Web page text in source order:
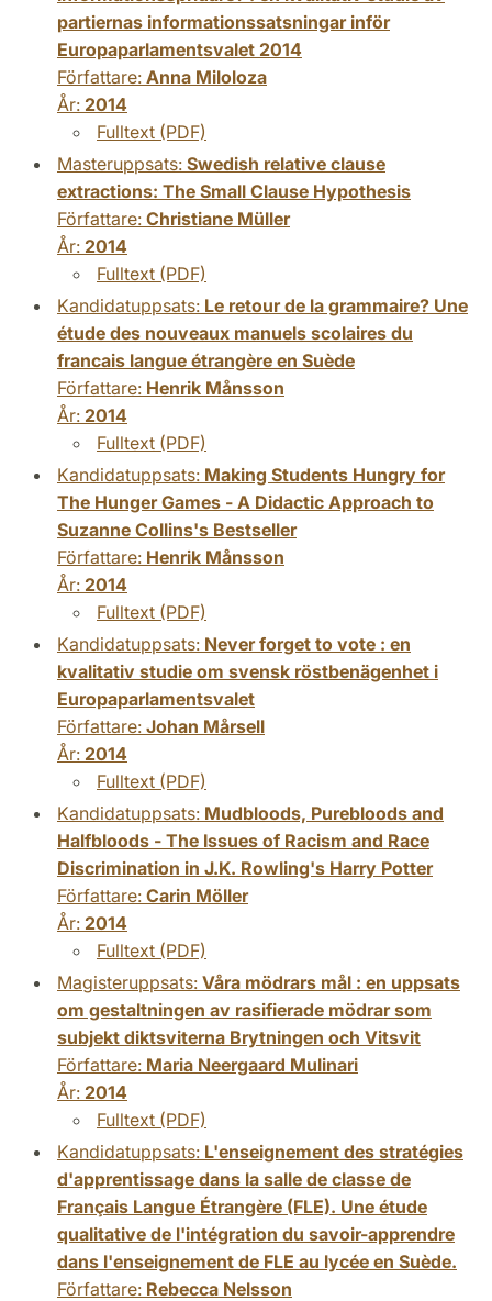
partiernas informationssatsningar inför
Europaparlamentsvalet 2014
Författare: Anna Miloloza
År: 2014
Fulltext (PDF)
Masteruppsats: Swedish relative clause
extractions: The Small Clause Hypothesis
Författare: Christiane Müller
År: 2014
Fulltext (PDF)
Kandidatuppsats: Le retour de la grammaire? Une
étude des nouveaux manuels scolaires du
francais langue étrangère en Suède
Författare: Henrik Månsson
År: 2014
Fulltext (PDF)
Kandidatuppsats: Making Students Hungry for
The Hunger Games - A Didactic Approach to
Suzanne Collins's Bestseller
Författare: Henrik Månsson
År: 2014
Fulltext (PDF)
Kandidatuppsats: Never forget to vote : en
kvalitativ studie om svensk röstbenägenhet i
Europaparlamentsvalet
Författare: Johan Mårsell
År: 2014
Fulltext (PDF)
Kandidatuppsats: Mudbloods, Purebloods and
Halfbloods - The Issues of Racism and Race
Discrimination in J.K. Rowling's Harry Potter
Författare: Carin Möller
År: 2014
Fulltext (PDF)
Magisteruppsats: Våra mödrars mål : en uppsats
om gestaltningen av rasifierade mödrar som
subjekt diktsviterna Brytningen och Vitsvit
Författare: Maria Neergaard Mulinari
År: 2014
Fulltext (PDF)
Kandidatuppsats: L'enseignement des stratégies
d'apprentissage dans la salle de classe de
Français Langue Étrangère (FLE). Une étude
qualitative de l'intégration du savoir-apprendre
dans l'enseignement de FLE au lycée en Suède.
Författare: Rebecca Nelsson